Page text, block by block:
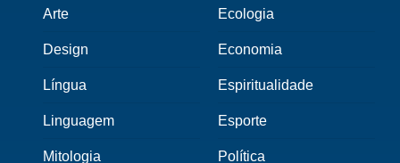
Arte
Design
Língua
Linguagem
Mitologia
Ecologia
Economia
Espiritualidade
Esporte
Política